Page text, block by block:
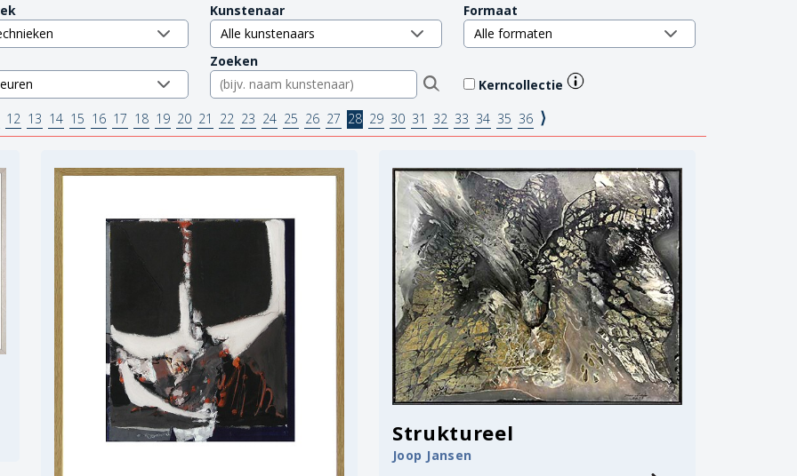
Kunstenaar Formaat
Zoeken
Kerncollectie
12 13 14 15 16 17 18 19 20 21 22 23 24 25 26 27 28 29 30 31 32 33 34 35 36 ⟩
Struktureel
Joop Jansen